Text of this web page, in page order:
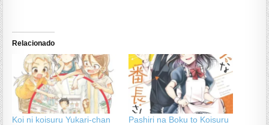
Relacionado
Koi ni koisuru Yukari-chan
Pashiri na Boku to Koisuru